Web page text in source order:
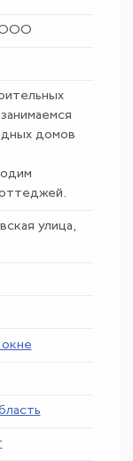
ООО
домов
улица,